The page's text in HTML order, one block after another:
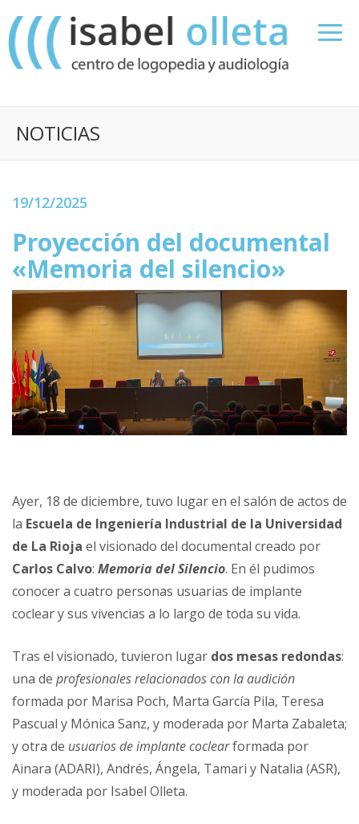
NOTICIAS
19/12/2025
Proyección del documental
«Memoria del silencio»
Ayer, 18 de diciembre, tuvo lugar en el salón de actos de
la Escuela de Ingeniería Industrial de la Universidad
de La Rioja el visionado del documental creado por
Carlos Calvo: Memoria del Silencio. En él pudimos
conocer a cuatro personas usuarias de implante
coclear y sus vivencias a lo largo de toda su vida.
Tras el visionado, tuvieron lugar dos mesas redondas:
una de profesionales relacionados con la audición
formada por Marisa Poch, Marta García Pila, Teresa
Pascual y Mónica Sanz, y moderada por Marta Zabaleta;
y otra de usuarios de implante coclearformada por
Ainara (ADARI), Andrés, Ángela, Tamari y Natalia (ASR),
y moderada por Isabel Olleta.